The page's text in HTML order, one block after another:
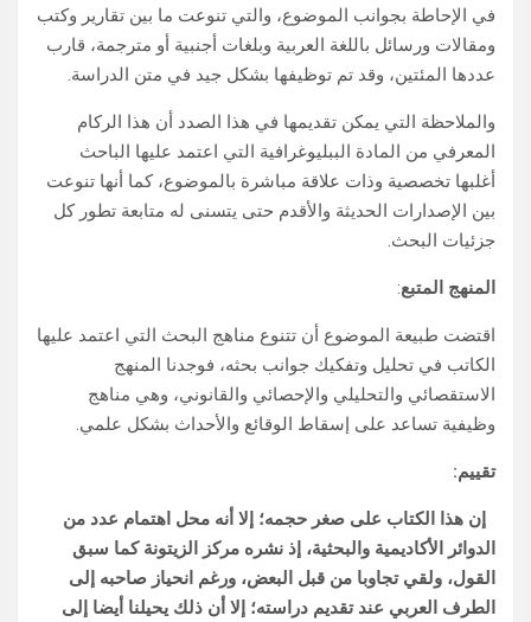
في الإحاطة بجوانب الموضوع، والتي تنوعت ما بين تقارير وكتب
ومقالات ورسائل باللغة العربية وبلغات أجنبية أو مترجمة، قارب
عددها المئتين، وقد تم توظيفها بشكل جيد في متن الدراسة.
والملاحظة التي يمكن تقديمها في هذا الصدد أن هذا الركام
المعرفي من المادة الببليوغرافية التي اعتمد عليها الباحث
أغلبها تخصصية وذات علاقة مباشرة بالموضوع، كما أنها تنوعت
بين الإصدارات الحديثة والأقدم حتى يتسنى له متابعة تطور كل
جزئيات البحث.
المنهج المتبع:
اقتضت طبيعة الموضوع أن تتنوع مناهج البحث التي اعتمد عليها
الكاتب في تحليل وتفكيك جوانب بحثه، فوجدنا المنهج
الاستقصائي والتحليلي والإحصائي والقانوني، وهي مناهج
وظيفية تساعد على إسقاط الوقائع والأحداث بشكل علمي.
تقييم:
إن هذا الكتاب على صغر حجمه؛ إلا أنه محل اهتمام عدد من
الدوائر الأكاديمية والبحثية، إذ نشره مركز الزيتونة كما سبق
القول، ولقي تجاوبا من قبل البعض، ورغم انحياز صاحبه إلى
الطرف العربي عند تقديم دراسته؛ إلا أن ذلك يحيلنا أيضا إلى